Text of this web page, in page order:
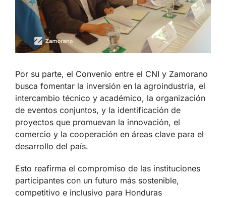
Por su parte, el Convenio entre el CNI y Zamorano
busca fomentar la inversión en la agroindustria, el
intercambio técnico y académico, la organización
de eventos conjuntos, y la identificación de
proyectos que promuevan la innovación, el
comercio y la cooperación en áreas clave para el
desarrollo del país.
Esto reafirma el compromiso de las instituciones
participantes con un futuro más sostenible,
competitivo e inclusivo para Honduras